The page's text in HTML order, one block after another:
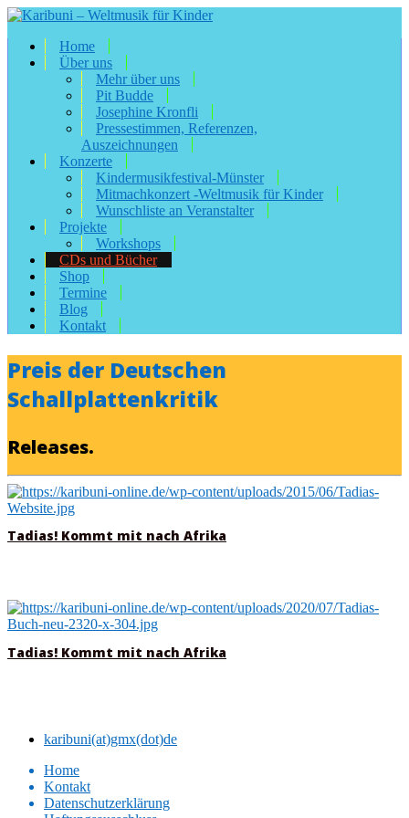
Home
Über uns
Mehr über uns
Pit Budde
Josephine Kronfli
Pressestimmen, Referenzen,
Auszeichnungen
Konzerte
Kindermusikfestival-Münster
Mitmachkonzert -Weltmusik für Kinder
Wunschliste an Veranstalter
Projekte
Workshops
CDs und Bücher
Shop
Termine
Blog
Kontakt
Preis der Deutschen
Schallplattenkritik
Releases.
Tadias! Kommt mit nach Afrika
Tadias! Kommt mit nach Afrika
karibuni(at)gmx(dot)de
Home
Kontakt
Datenschutzerklärung